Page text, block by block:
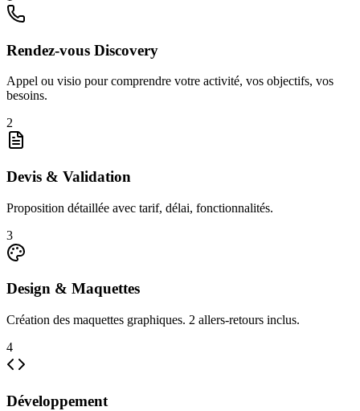
Rendez-vous Discovery
Appel ou visio pour comprendre votre activité, vos objectifs, vos
besoins.
2
Devis & Validation
Proposition détaillée avec tarif, délai, fonctionnalités.
3
Design & Maquettes
Création des maquettes graphiques. 2 allers-retours inclus.
4
Développement